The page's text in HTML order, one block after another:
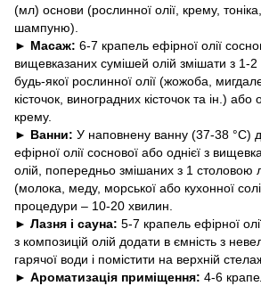
(мл) основи (рослинної олії, крему,
шампуню).
► Масаж: 6-7 крапель ефірної олії
вищевказаних сумішей олій змішати з 1-
будь-якої рослинної олії (жожоба,
кісточок, виноградних кісточок та ін.)
крему.
► Ванни: У наповнену ванну (37-38 °С)
ефірної олії соснової або однієї з
олій, попередньо змішаних з 1 столовою
(молока, меду, морської або кухонної
процедури – 10-20 хвилин.
► Лазня і сауна: 5-7 крапель ефірної
з композицій олій додати в ємність з
гарячої води і помістити на верхній
► Ароматизація приміщення: 4-6